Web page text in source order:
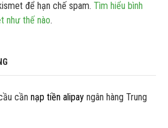
để hạn chế spam. Tìm hiểu bình
như thế nào.
cần nạp tiền alipay ngân hàng Trung